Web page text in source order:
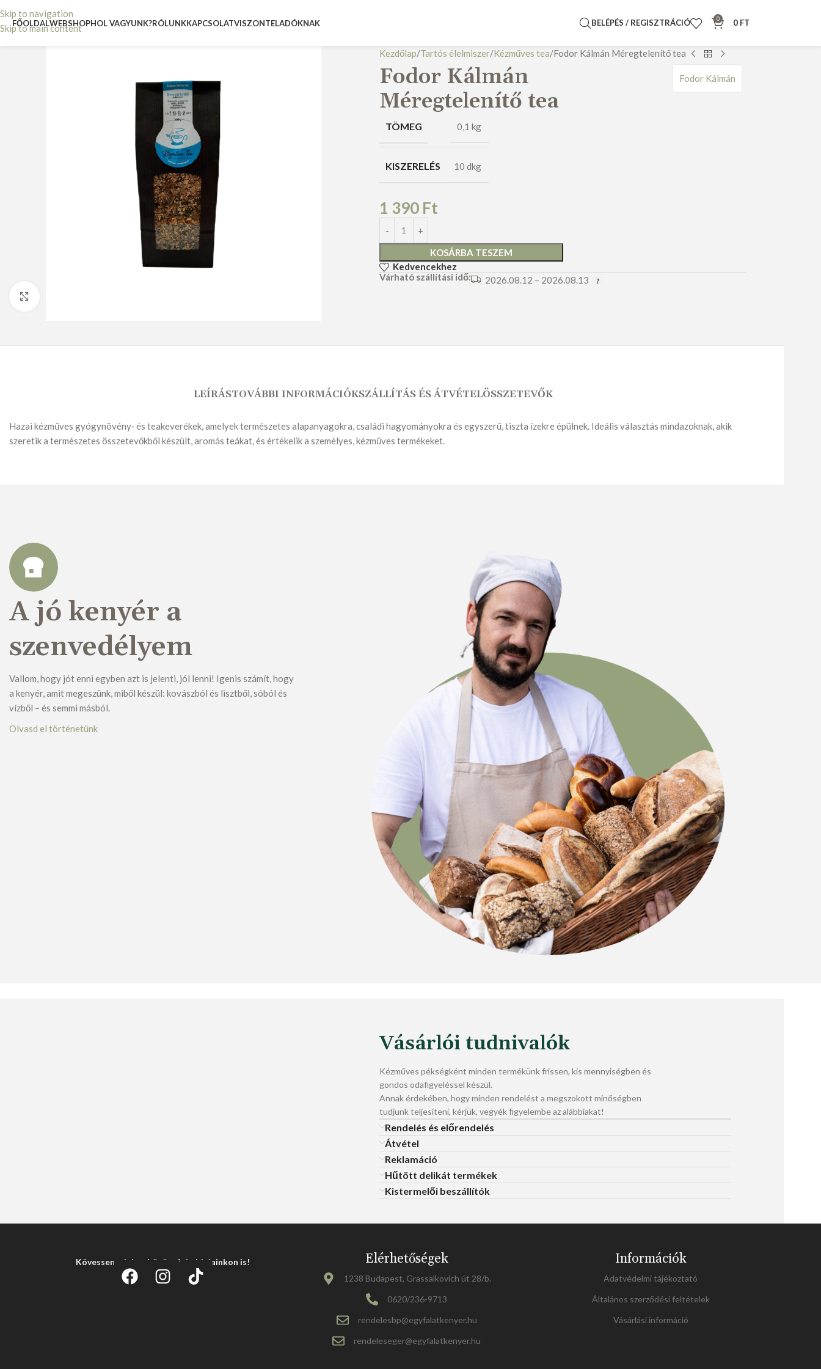
Skip to navigation
Skip to main content
FŐOLDALWEBSHOP
KENYÉRMORZSA SÓS PÉKSÜTEMÉNY ÉDES PÉKSÜTEMÉNY
Édes aprósütemény
HOL VAGYUNK?RÓLUNKKAPCSOLATVISZONTELADÓKNAK BELÉPÉS / REGISZTRÁCIÓ 0 0 FT
Kezdőlap Tartós élelmiszer Kézműves tea Fodor Kálmán Méregtelenítő tea
Fodor Kálmán
Méregtelenítő tea
Fodor Kálmán
TÖMEG 0,1 kg
KISZERELÉS 10 dkg
1 390 Ft
KOSÁRBA TESZEM
Kedvencekhez
Várható szállítási idő:
2026.08.12 – 2026.08.13
LEÍRÁSTOVÁBBI INFORMÁCIÓKSZÁLLÍTÁS ÉS ÁTVÉTELÖSSZETEVŐK
Hazai kézműves gyógynövény‑ és teakeverékek, amelyek természetes alapanyagokra, családi hagyományokra és egyszerű, tiszta ízekre épülnek. Ideális választás mindazoknak, akik
szeretik a természetes összetevőkből készült, aromás teákat, és értékelik a személyes, kézműves termékeket.
A jó kenyér a
szenvedélyem
Vallom, hogy jót enni egyben azt is jelenti, jól lenni! Igenis számít, hogy
a kenyér, amit megeszünk, miből készül: kovászból és lisztből, sóból és
vízből – és semmi másból.
Olvasd el történetünk
Vásárlói tudnivalók
Kézműves pékségként minden termékünk frissen, kis mennyiségben és
gondos odafigyeléssel készül.
Annak érdekében, hogy minden rendelést a megszokott minőségben
tudjunk teljesíteni, kérjük, vegyék figyelembe az alábbiakat!
Rendelés és előrendelés
Átvétel
Reklamáció
Hűtött delikát termékek
Kistermelői beszállítók
Kövessen minket közösségi oldalainkon is! Elérhetőségek
1238 Budapest, Grassalkovich út 28/b.
0620/236-9713
rendelesbp@egyfalatkenyer.hu
rendeleseger@egyfalatkenyer.hu
Információk
Adatvédelmi tájékoztató
Általános szerződési feltételek
Vásárlási információ